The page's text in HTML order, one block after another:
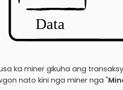
usa ka miner gikuha ang
nato kini nga miner nga "